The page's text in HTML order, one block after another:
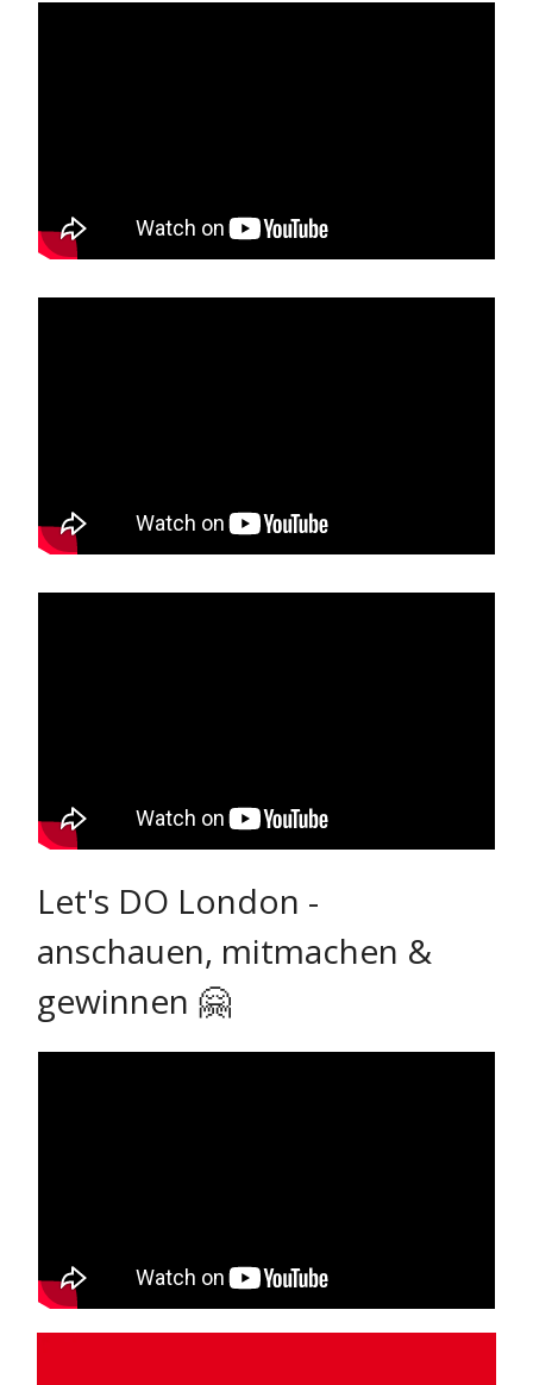
Let's DO London -
anschauen, mitmachen &
gewinnen 🤗